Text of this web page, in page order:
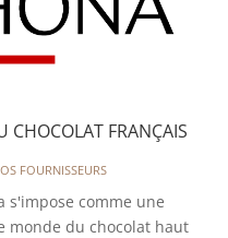
CHOCOLAT FRANÇAIS
FOURNISSEURS
s'impose comme une
monde du chocolat haut